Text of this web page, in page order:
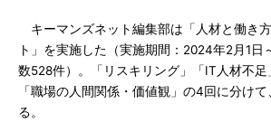
キーマンズネット編集部は「人材と働き
ト」を実施した（実施期間：2024年2月1日
数528件）。「リスキリング」「IT人材不足
「職場の人間関係・価値観」の4回に分け
る。